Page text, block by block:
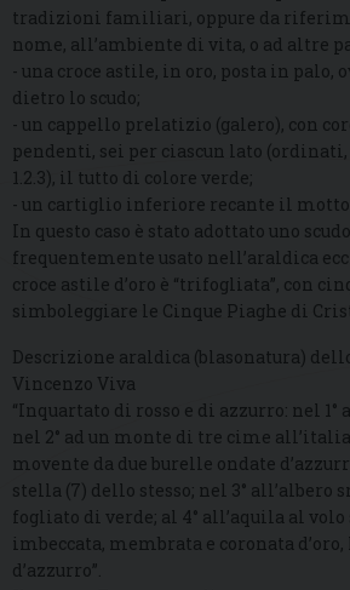
tradizioni familiari, oppure da
nome, all’ambiente di vita, o ad altre
- una croce astile, in oro, posta in palo,
dietro lo scudo;
- un cappello prelatizio (galero), con
pendenti, sei per ciascun lato (ordinati,
1.2.3), il tutto di colore verde;
- un cartiglio inferiore recante il motto.
In questo caso è stato adottato uno
frequentemente usato nell’araldica
croce astile d’oro è “trifogliata”, con
simboleggiare le Cinque Piaghe di
Descrizione araldica (blasonatura)
Vincenzo Viva
“Inquartato di rosso e di azzurro: nel 1°
nel 2° ad un monte di tre cime
movente da due burelle ondate
stella (7) dello stesso; nel 3° all’albero
fogliato di verde; al 4° all’aquila al volo
imbeccata, membrata e coronata
d’azzurro”.